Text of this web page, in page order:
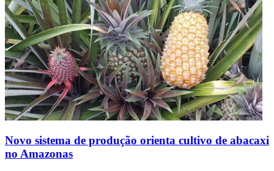
Novo sistema de produção orienta cultivo de abacaxi
no Amazonas